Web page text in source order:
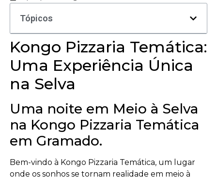
Tópicos
Kongo Pizzaria Temática:
Uma Experiência Única
na Selva
Uma noite em Meio à Selva
na Kongo Pizzaria Temática
em Gramado.
Bem-vindo à Kongo Pizzaria Temática, um lugar
onde os sonhos se tornam realidade em meio à